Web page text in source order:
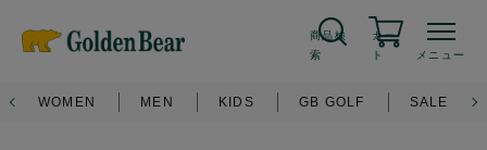
新規会員登録
商品検
索
カー
ト
メニュー
WOMEN MEN KIDS GB GOLF SALE